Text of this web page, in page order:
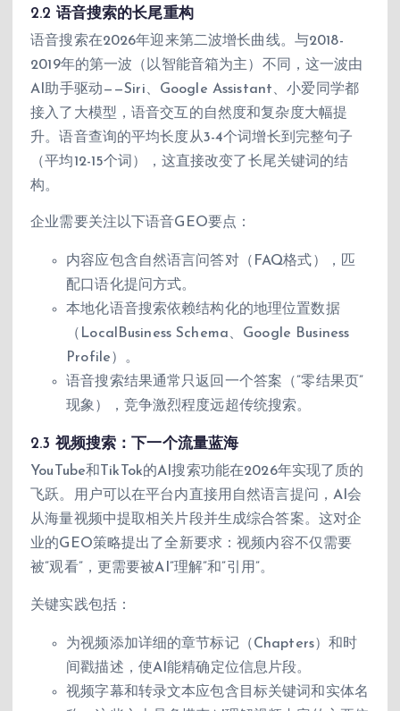
2.2 语音搜索的长尾重构
语音搜索在2026年迎来第二波增长曲线。与2018-
2019年的第一波（以智能音箱为主）不同，这一波由
AI助手驱动——Siri、Google Assistant、小爱同学都
接入了大模型，语音交互的自然度和复杂度大幅提
升。语音查询的平均长度从3-4个词增长到完整句子
（平均12-15个词），这直接改变了长尾关键词的结
构。
企业需要关注以下语音GEO要点：
内容应包含自然语言问答对（FAQ格式），匹
配口语化提问方式。
本地化语音搜索依赖结构化的地理位置数据
（LocalBusiness Schema、Google Business
Profile）。
语音搜索结果通常只返回一个答案（”零结果页”
现象），竞争激烈程度远超传统搜索。
2.3 视频搜索：下一个流量蓝海
YouTube和TikTok的AI搜索功能在2026年实现了质的
飞跃。用户可以在平台内直接用自然语言提问，AI会
从海量视频中提取相关片段并生成综合答案。这对企
业的GEO策略提出了全新要求：视频内容不仅需要
被”观看”，更需要被AI”理解”和”引用”。
关键实践包括：
为视频添加详细的章节标记（Chapters）和时
间戳描述，使AI能精确定位信息片段。
视频字幕和转录文本应包含目标关键词和实体名